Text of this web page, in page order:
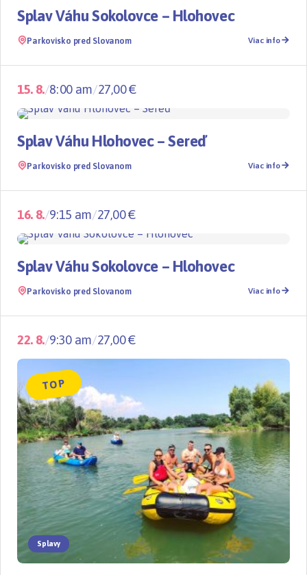
TOP
Splav Váhu Sokolovce – Hlohovec
Parkovisko pred Slovanom Viac info
15. 8./8:00 am/27,00 €
TOP
Splav Váhu Hlohovec – Sereď
Parkovisko pred Slovanom Viac info
16. 8./9:15 am/27,00 €
TOP
Splav Váhu Sokolovce – Hlohovec
Parkovisko pred Slovanom Viac info
22. 8./9:30 am/27,00 €
TOP
Splavy